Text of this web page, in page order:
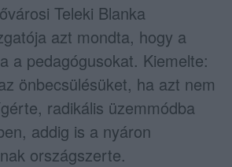
Teleki Blanka
azt mondta, hogy a
a pedagógusokat. Kiemelte:
önbecsülésüket, ha azt nem
radikális üzemmódba
addig is a nyáron
országszerte.